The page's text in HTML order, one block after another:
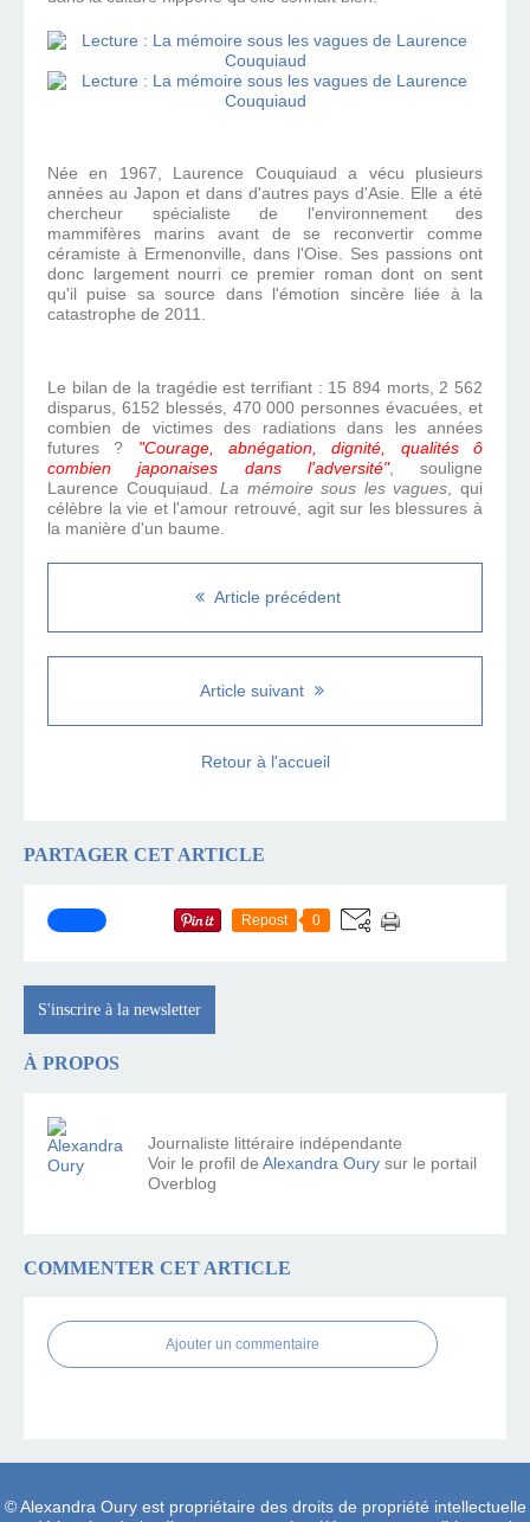
Née en 1967, Laurence Couquiaud a vécu plusieurs
années au Japon et dans d'autres pays d'Asie. Elle a été
chercheur spécialiste de l'environnement des
mammifères marins avant de se reconvertir comme
céramiste à Ermenonville, dans l'Oise. Ses passions ont
donc largement nourri ce premier roman dont on sent
qu'il puise sa source dans l'émotion sincère liée à la
catastrophe de 2011.
Le bilan de la tragédie est terrifiant : 15 894 morts, 2 562
disparus, 6152 blessés, 470 000 personnes évacuées, et
combien de victimes des radiations dans les années
futures ? "Courage, abnégation, dignité, qualités ô
combien japonaises dans l'adversité", souligne
Laurence Couquiaud.La mémoire sous les vagues, qui
célèbre la vie et l'amour retrouvé, agit sur les blessures à
la manière d'un baume.
Article précédent
Article suivant
Retour à l'accueil
PARTAGER CET ARTICLE
Repost 0
S'inscrire à la newsletter
À PROPOS
Journaliste littéraire indépendante
Voir le profil de Alexandra Oury sur le portail
Overblog
COMMENTER CET ARTICLE
Ajouter un commentaire
© Alexandra Oury est propriétaire des droits de propriété intellectuelle